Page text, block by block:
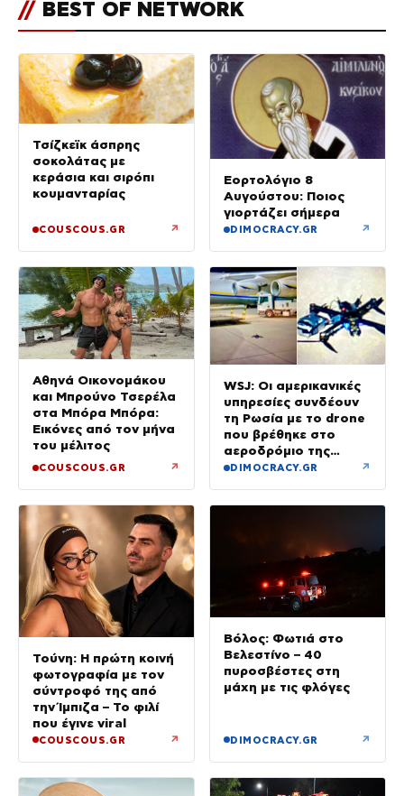
// BEST OF NETWORK
Τσίζκεϊκ άσπρης
σοκολάτας με
κεράσια και σιρόπι
κουμανταρίας
COUSCOUS.GR ↗
Εορτολόγιο 8
Αυγούστου: Ποιος
γιορτάζει σήμερα
DIMOCRACY.GR ↗
Αθηνά Οικονομάκου
και Μπρούνο Τσερέλα
στα Μπόρα Μπόρα:
Εικόνες από τον μήνα
του μέλιτος
COUSCOUS.GR ↗
WSJ: Οι αμερικανικές
υπηρεσίες συνδέουν
τη Ρωσία με το drone
που βρέθηκε στο
αεροδρόμιο της
Λειψίας
DIMOCRACY.GR ↗
Τούνη: Η πρώτη κοινή
φωτογραφία με τον
σύντροφό της από
την Ίμπιζα – Το φιλί
που έγινε viral
COUSCOUS.GR ↗
Βόλος: Φωτιά στο
Βελεστίνο – 40
πυροσβέστες στη
μάχη με τις φλόγες
DIMOCRACY.GR ↗